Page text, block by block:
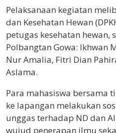
Pelaksanaan kegiatan
dan Kesehatan Hewan
petugas kesehatan hewan,
Polbangtan Gowa: Ikhwan
Nur Amalia, Fitri Dian
Aslama.
Para mahasiswa bersama
ke lapangan melakukan
unggas terhadap ND dan
wujud penerapan ilmu